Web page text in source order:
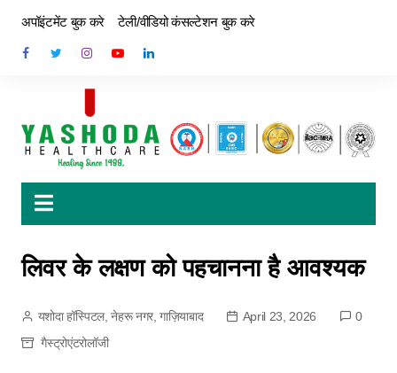
अपॉइंटमेंट बुक करे टेली/वीडियो कंसल्टेशन बुक करे
लिवर के लक्षण को पहचानना है आवश्यक
यशोदा हॉस्पिटल, नेहरू नगर, गाज़ियाबाद April 23, 2026
0
गैस्ट्रोएंटरोलॉजी